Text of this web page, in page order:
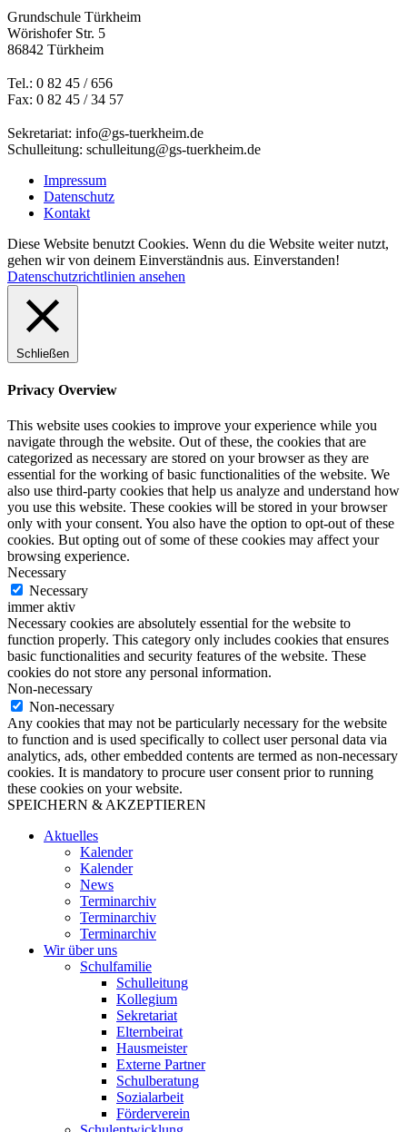
Grundschule Türkheim
Wörishofer Str. 5
86842 Türkheim
Tel.: 0 82 45 / 656
Fax: 0 82 45 / 34 57
Sekretariat: info@gs-tuerkheim.de
Schulleitung: schulleitung@gs-tuerkheim.de
Impressum
Datenschutz
Kontakt
Diese Website benutzt Cookies. Wenn du die Website weiter nutzt,
gehen wir von deinem Einverständnis aus. Einverstanden!
Datenschutzrichtlinien ansehen
Schließen
Privacy Overview
This website uses cookies to improve your experience while you
navigate through the website. Out of these, the cookies that are
categorized as necessary are stored on your browser as they are
essential for the working of basic functionalities of the website. We
also use third-party cookies that help us analyze and understand how
you use this website. These cookies will be stored in your browser
only with your consent. You also have the option to opt-out of these
cookies. But opting out of some of these cookies may affect your
browsing experience.
Necessary
Necessary
immer aktiv
Necessary cookies are absolutely essential for the website to
function properly. This category only includes cookies that ensures
basic functionalities and security features of the website. These
cookies do not store any personal information.
Non-necessary
Non-necessary
Any cookies that may not be particularly necessary for the website
to function and is used specifically to collect user personal data via
analytics, ads, other embedded contents are termed as non-necessary
cookies. It is mandatory to procure user consent prior to running
these cookies on your website.
SPEICHERN & AKZEPTIEREN
Aktuelles
Kalender
Kalender
News
Terminarchiv
Terminarchiv
Terminarchiv
Wir über uns
Schulfamilie
Schulleitung
Kollegium
Sekretariat
Elternbeirat
Hausmeister
Externe Partner
Schulberatung
Sozialarbeit
Förderverein